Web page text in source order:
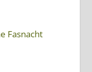
Fasnacht